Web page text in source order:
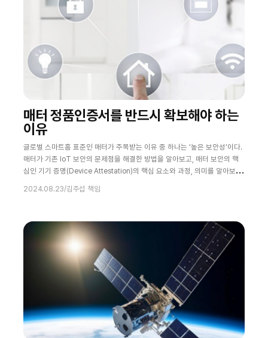
매터 정품인증서를 반드시 확보해야 하는
이유
글로벌 스마트홈 표준인 매터가 주목받는 이유 중 하나는 ‘높은 보안성’이다.
매터가 기존 IoT 보안의 문제점을 해결한 방법을 알아보고, 매터 보안의 핵
심인 기기 증명(Device Attestation)의 핵심 요소와 과정, 의미를 알아보자.
집주인도 모르게 인터넷에 돌아다닌다는 기사가 보도된다. 대다수는 초기 비
2024.08.23/김주섭 책임